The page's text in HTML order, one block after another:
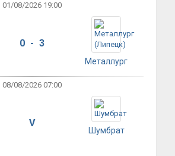
01/08/2026 19:00
0 - 3
Металлург
08/08/2026 07:00
V
Шумбрат